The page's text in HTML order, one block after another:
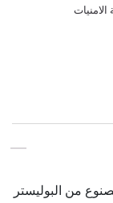
من البوليستر